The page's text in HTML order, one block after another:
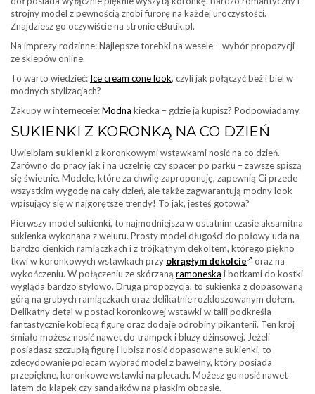
strojny model z pewnością zrobi furorę na każdej uroczystości.
Znajdziesz go oczywiście na stronie eButik.pl.
Na imprezy rodzinne: Najlepsze torebki na wesele – wybór propozycji
ze sklepów online.
To warto wiedzieć: Ice cream cone look, czyli jak połączyć beż i biel w
modnych stylizacjach?
Zakupy w interneceie:Modna kiecka – gdzie ją kupisz? Podpowiadamy.
SUKIENKI Z KORONKĄ NA CO DZIEŃ
Uwielbiam sukienki z koronkowymi wstawkami nosić na co dzień.
Zarówno do pracy jak i na uczelnię czy spacer po parku – zawsze spiszą
się świetnie. Modele, które za chwilę zaproponuję, zapewnią Ci przede
wszystkim wygodę na cały dzień, ale także zagwarantują modny look
wpisujący się w najgorętsze trendy! To jak, jesteś gotowa?
Pierwszy model sukienki, to najmodniejsza w ostatnim czasie aksamitna
sukienka wykonana z weluru. Prosty model długości do połowy uda na
bardzo cienkich ramiączkach i z trójkątnym dekoltem, którego piękno
tkwi w koronkowych wstawkach przy okrągłym dekolcie
oraz na
wykończeniu. W połączeniu ze skórzaną ramoneska i botkami do kostki
wygląda bardzo stylowo. Druga propozycja, to sukienka z dopasowaną
górą na grubych ramiączkach oraz delikatnie rozkloszowanym dołem.
Delikatny detal w postaci koronkowej wstawki w talii podkreśla
fantastycznie kobiecą figurę oraz dodaje odrobiny pikanterii. Ten krój
śmiało możesz nosić nawet do trampek i bluzy dżinsowej. Jeżeli
posiadasz szczupłą figurę i lubisz nosić dopasowane sukienki, to
zdecydowanie polecam wybrać model z bawełny, który posiada
przepiękne, koronkowe wstawki na plecach. Możesz go nosić nawet
latem do klapek czy sandałków na płaskim obcasie.